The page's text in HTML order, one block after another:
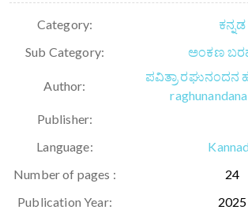
Category:
ಕನ್ನಡ
Sub Category:
ಅಂಕಣ
Author:
ಪವಿತ್ರಾ ರಘುನಂದನ
Publisher:
Language:
Number of pages :
24
Publication Year:
2025